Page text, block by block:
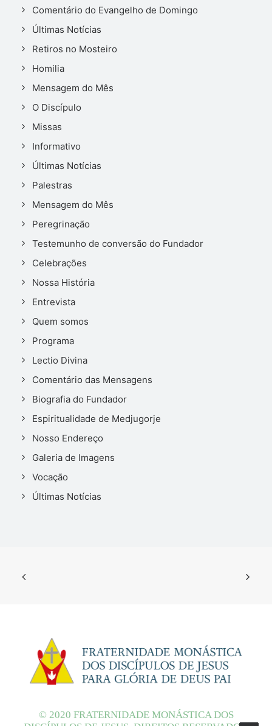
Comentário do Evangelho de Domingo
Últimas Notícias
Retiros no Mosteiro
Homilia
Mensagem do Mês
O Discípulo
Missas
Informativo
Últimas Notícias
Palestras
Mensagem do Mês
Peregrinação
Testemunho de conversão do Fundador
Celebrações
Nossa História
Entrevista
Quem somos
Programa
Lectio Divina
Comentário das Mensagens
Biografia do Fundador
Espiritualidade de Medjugorje
Nosso Endereço
Galeria de Imagens
Vocação
Últimas Notícias
© 2020 FRATERNIDADE MONÁSTICA DOS